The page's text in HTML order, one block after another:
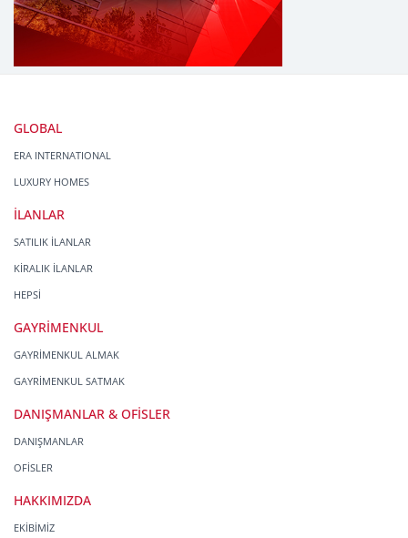
GLOBAL
ERA INTERNATIONAL
LUXURY HOMES
İLANLAR
SATILIK İLANLAR
KİRALIK İLANLAR
HEPSİ
GAYRİMENKUL
GAYRİMENKUL ALMAK
GAYRİMENKUL SATMAK
DANIŞMANLAR & OFİSLER
DANIŞMANLAR
OFİSLER
HAKKIMIZDA
EKİBİMİZ